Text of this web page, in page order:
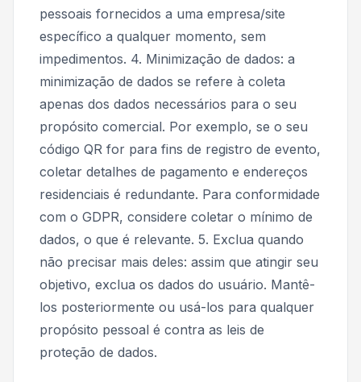
pessoais fornecidos a uma empresa/site
específico a qualquer momento, sem
impedimentos. 4. Minimização de dados: a
minimização de dados se refere à coleta
apenas dos dados necessários para o seu
propósito comercial. Por exemplo, se o seu
código QR for para fins de registro de evento,
coletar detalhes de pagamento e endereços
residenciais é redundante. Para conformidade
com o GDPR, considere coletar o mínimo de
dados, o que é relevante. 5. Exclua quando
não precisar mais deles: assim que atingir seu
objetivo, exclua os dados do usuário. Mantê-
los posteriormente ou usá-los para qualquer
propósito pessoal é contra as leis de
proteção de dados.